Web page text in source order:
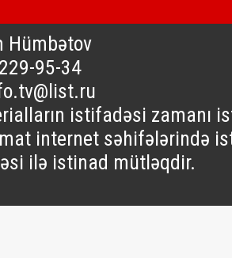
Hümbətov
95-34
istifadəsi zamanı
internet səhifələrində
ilə istinad mütləqdir.